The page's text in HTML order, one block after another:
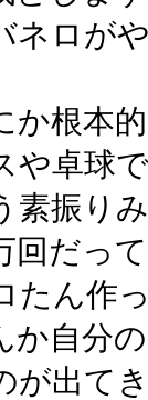
ネロが
か根本
や卓球
素振り
回だっ
たん作
か自分
が出て